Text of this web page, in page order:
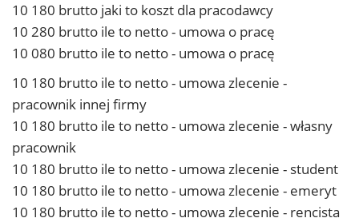
10 180 brutto jaki to koszt dla pracodawcy
10 280 brutto ile to netto - umowa o pracę
10 080 brutto ile to netto - umowa o pracę
10 180 brutto ile to netto - umowa zlecenie -
pracownik innej firmy
10 180 brutto ile to netto - umowa zlecenie - własny
pracownik
10 180 brutto ile to netto - umowa zlecenie - student
10 180 brutto ile to netto - umowa zlecenie - emeryt
10 180 brutto ile to netto - umowa zlecenie - rencista